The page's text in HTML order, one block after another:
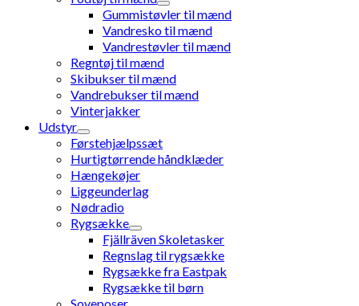
Gummistøvler til mænd
Vandresko til mænd
Vandrestøvler til mænd
Regntøj til mænd
Skibukser til mænd
Vandrebukser til mænd
Vinterjakker
Udstyr
Førstehjælpssæt
Hurtigtørrende håndklæder
Hængekøjer
Liggeunderlag
Nødradio
Rygsække
Fjällräven Skoletasker
Regnslag til rygsække
Rygsække fra Eastpak
Rygsække til børn